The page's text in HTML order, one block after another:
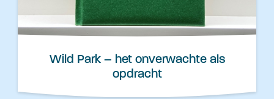
Wild Park – het onverwachte als
opdracht